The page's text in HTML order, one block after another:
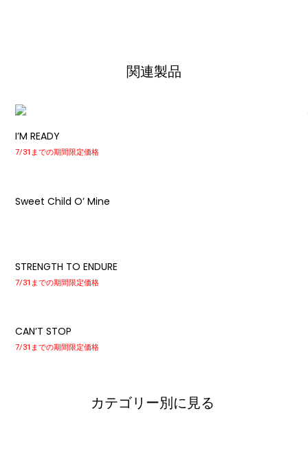
関連製品
I’M READY
7/31までの期間限定価格
Sweet Child O’ Mine
STRENGTH TO ENDURE
7/31までの期間限定価格
CAN’T STOP
7/31までの期間限定価格
カテゴリー別に見る